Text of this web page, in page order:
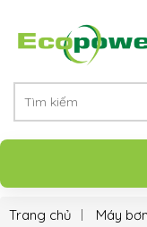
Trang chủ Máy